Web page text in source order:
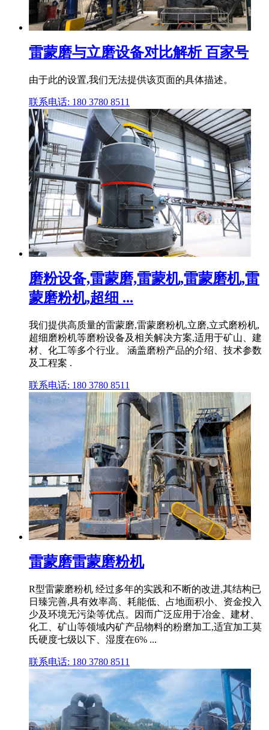
雷蒙磨与立磨设备对比解析 百家号
由于此的设置,我们无法提供该页面的具体描述。
联系电话: 180 3780 8511
磨粉设备,雷蒙磨,雷蒙机,雷蒙磨机,雷
蒙磨粉机,超细 ...
我们提供高质量的雷蒙磨,雷蒙磨粉机,立磨,立式磨粉机,
超细磨粉机等磨粉设备及相关解决方案,适用于矿山、建
材、化工等多个行业。 涵盖磨粉产品的介绍、技术参数
及工程案 .
联系电话: 180 3780 8511
雷蒙磨雷蒙磨粉机
R型雷蒙磨粉机 经过多年的实践和不断的改进,其结构已
日臻完善,具有效率高、耗能低、占地面积小、资金投入
少及环境无污染等优点。因而广泛应用于冶金、建材、
化工、矿山等领域内矿产品物料的粉磨加工,适宜加工莫
氏硬度七级以下、湿度在6% ...
联系电话: 180 3780 8511